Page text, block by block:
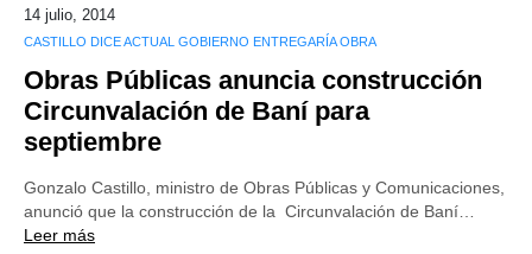
14 julio, 2014
CASTILLO DICE ACTUAL GOBIERNO ENTREGARÍA OBRA
Obras Públicas anuncia construcción
Circunvalación de Baní para
septiembre
Gonzalo Castillo, ministro de Obras Públicas y Comunicaciones,
anunció que la construcción de la Circunvalación de Baní…
Leer más